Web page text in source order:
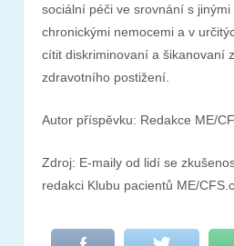
sociální péči ve srovnání s
chronickými nemocemi a v
cítit diskriminovaní a šikanovaní
zdravotního postižení.
Autor příspěvku: Redakce ME/
Zdroj: E-maily od lidí se
redakci Klubu pacientů ME/